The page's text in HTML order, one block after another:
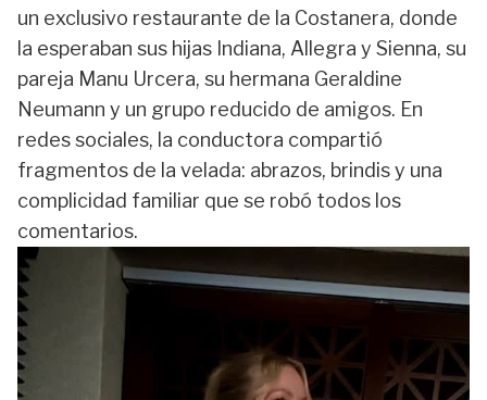
un exclusivo restaurante de la Costanera, donde
la esperaban sus hijas Indiana, Allegra y Sienna, su
pareja Manu Urcera, su hermana Geraldine
Neumann y un grupo reducido de amigos. En
redes sociales, la conductora compartió
fragmentos de la velada: abrazos, brindis y una
complicidad familiar que se robó todos los
comentarios.